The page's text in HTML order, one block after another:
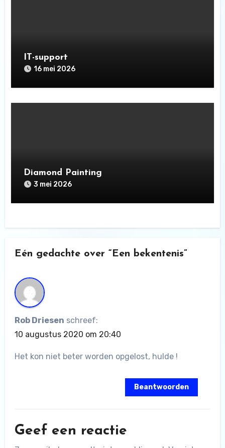
IT-support
16 mei 2026
Diamond Painting
3 mei 2026
Eén gedachte over “Een bekentenis”
Rob Driesen schreef:
10 augustus 2020 om 20:40
Het kon niet beter worden opgelost, hulde !
Beantwoorden
Geef een reactie